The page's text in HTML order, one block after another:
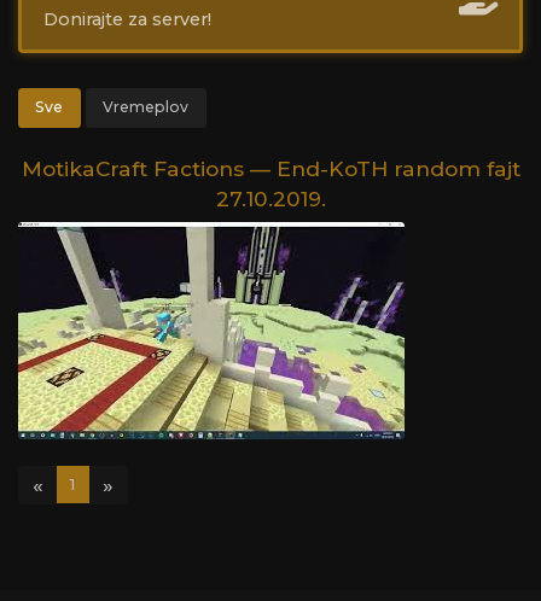
Donirajte za server!
Sve Vremeplov
MotikaCraft Factions — End-KoTH random fajt
27.10.2019.
« 1 »